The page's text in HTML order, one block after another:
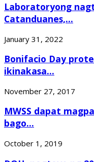
Laboratoryong
Catanduanes,...
January 31, 2022
Bonifacio Day
ikinakasa...
November 27, 2017
MWSS dapat
bago...
October 1, 2019